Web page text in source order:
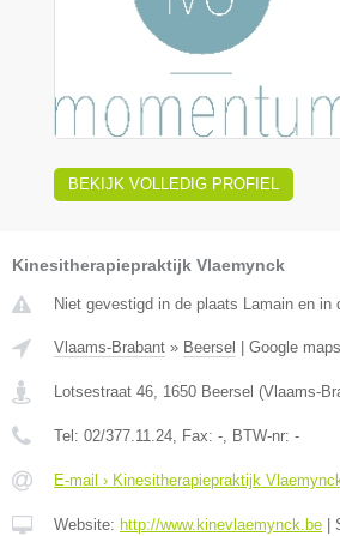
BEKIJK VOLLEDIG PROFIEL
Kinesitherapiepraktijk Vlaemynck
Niet gevestigd in de plaats Lamain en in
Vlaams-Brabant » Beersel Google maps
Lotsestraat 46, 1650 Beersel (Vlaams-
Tel: 02/377.11.24, Fax: -, BTW-nr: -
E-mail › Kinesitherapiepraktijk
Website: http://www.kinevlaemynck.be